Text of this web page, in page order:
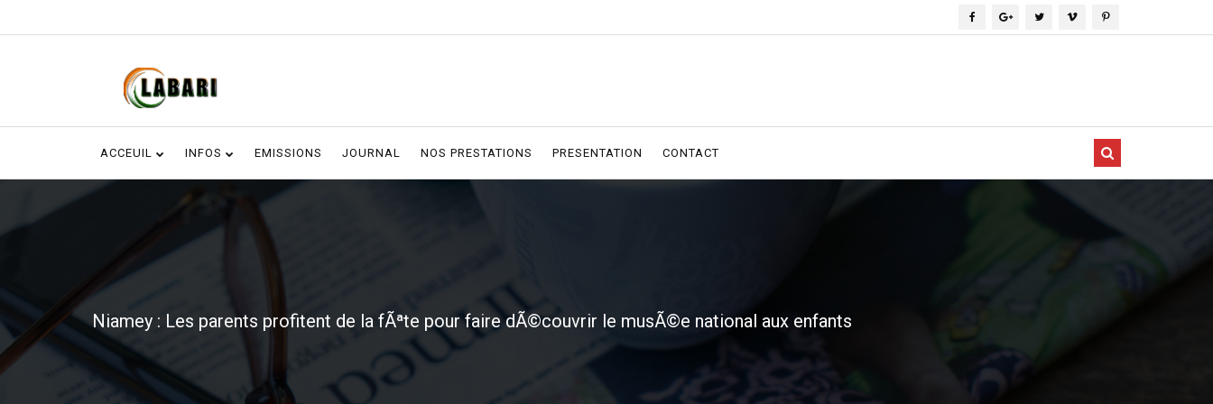
ACCEUIL INFOS EMISSIONS JOURNAL NOS PRESTATIONS PRESENTATION CONTACT
Niamey : Les parents profitent de la fÃªte pour faire dÃ©couvrir le musÃ©e national aux enfants